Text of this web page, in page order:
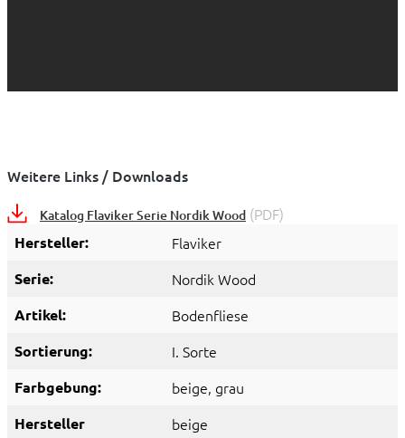
Weitere Links / Downloads
Katalog Flaviker Serie Nordik Wood (PDF)
Hersteller: Flaviker
Serie: Nordik Wood
Artikel: Bodenfliese
Sortierung: I. Sorte
Farbgebung: beige, grau
Hersteller
beige